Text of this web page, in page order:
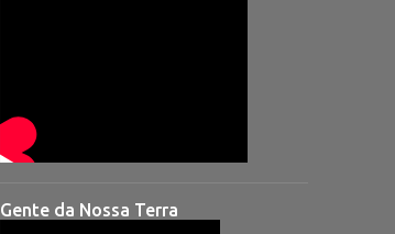
Gente da Nossa Terra